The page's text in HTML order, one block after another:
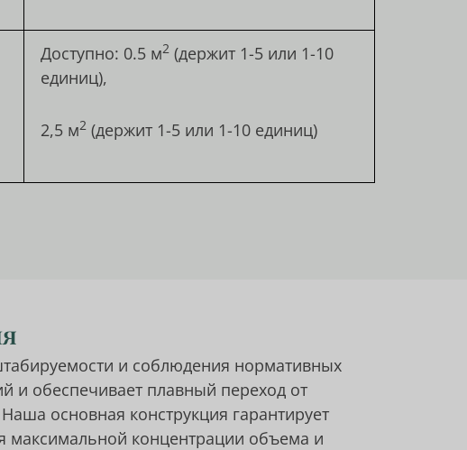
Доступно: 0.5 м2 (держит 1-5 или 1-10
единиц),
2,5 м2 (держит 1-5 или 1-10 единиц)
и соблюдения нормативных
и обеспечивает плавный переход от
основная конструкция гарантирует
максимальной концентрации объема и